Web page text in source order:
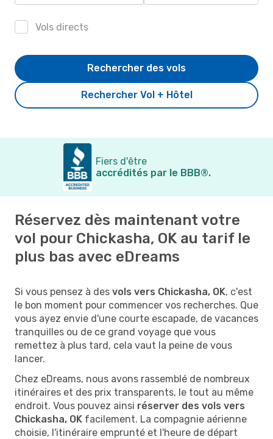
Vols directs
Rechercher Vol + Hôtel
Rechercher des vols
Fiers d'être
accrédités par le BBB®.
Réservez dès maintenant votre
vol pour Chickasha, OK au tarif le
plus bas avec eDreams
Si vous pensez à des vols vers Chickasha, OK, c'est
le bon moment pour commencer vos recherches. Que
vous ayez envie d'une courte escapade, de vacances
tranquilles ou de ce grand voyage que vous
remettez à plus tard, cela vaut la peine de vous
lancer.
Chez eDreams, nous avons rassemblé de nombreux
itinéraires et des prix transparents, le tout au même
endroit. Vous pouvez ainsi réserver des vols vers
Chickasha, OK facilement. La compagnie aérienne
choisie, l'itinéraire emprunté et l'heure de départ